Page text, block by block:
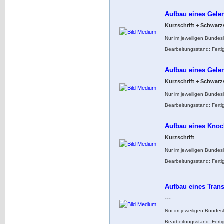
Aufbau eines
Kurzschrift +
Nur im jeweiligen
Bearbeitungsstand:
Aufbau eines
Kurzschrift +
Nur im jeweiligen
Bearbeitungsstand:
Aufbau eines
Kurzschrift
Nur im jeweiligen
Bearbeitungsstand:
Aufbau eines
---
Nur im jeweiligen
Bearbeitungsstand: